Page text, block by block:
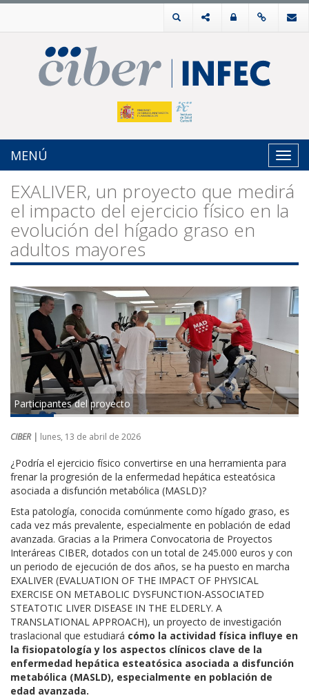
MENÚ
EXALIVER, un proyecto que medirá
el impacto del ejercicio físico en la
evolución del hígado graso en
adultos mayores
Participantes del proyecto
CIBER | lunes, 13 de abril de 2026
¿Podría el ejercicio físico convertirse en una herramienta para
frenar la progresión de la enfermedad hepática esteatósica
asociada a disfunción metabólica (MASLD)?
Esta patología, conocida comúnmente como hígado graso, es
cada vez más prevalente, especialmente en población de edad
avanzada. Gracias a la Primera Convocatoria de Proyectos
Interáreas CIBER, dotados con un total de 245.000 euros y con
un periodo de ejecución de dos años, se ha puesto en marcha
EXALIVER (EVALUATION OF THE IMPACT OF PHYSICAL
EXERCISE ON METABOLIC DYSFUNCTION-ASSOCIATED
STEATOTIC LIVER DISEASE IN THE ELDERLY. A
TRANSLATIONAL APPROACH), un proyecto de investigación
traslacional que estudiará cómo la actividad física influye en
la fisiopatología y los aspectos clínicos clave de la
enfermedad hepática esteatósica asociada a disfunción
metabólica (MASLD), especialmente en población de
edad avanzada.